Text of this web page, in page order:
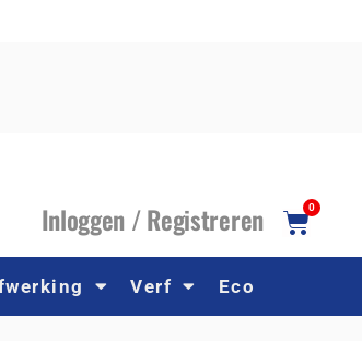
Inloggen /Registreren 0
Verf Eco